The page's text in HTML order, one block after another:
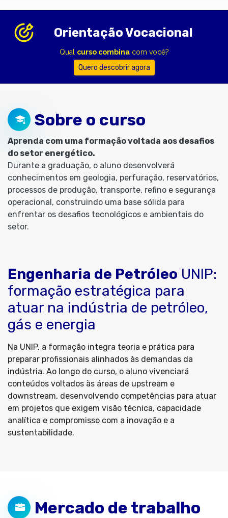
Orientação Vocacional
Qual curso combinacom você?
Quero descobrir agora
Sobre o curso
Aprenda com uma formação voltada aos desafios
do setor energético.
Durante a graduação, o aluno desenvolverá
conhecimentos em geologia, perfuração, reservatórios,
processos de produção, transporte, refino e segurança
operacional, construindo uma base sólida para
enfrentar os desafios tecnológicos e ambientais do
setor.
Engenharia de Petróleo UNIP:
formação estratégica para
atuar na indústria de petróleo,
gás e energia
Na UNIP, a formação integra teoria e prática para
preparar profissionais alinhados às demandas da
indústria. Ao longo do curso, o aluno vivenciará
conteúdos voltados às áreas de upstream e
downstream, desenvolvendo competências para atuar
em projetos que exigem visão técnica, capacidade
analítica e compromisso com a inovação e a
sustentabilidade.
Mercado de trabalho